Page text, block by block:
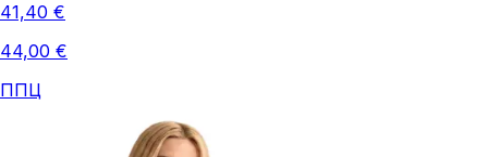
41,40 €
44,00 €
ППЦ